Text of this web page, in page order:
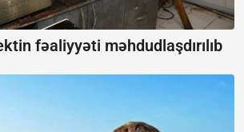
fəaliyyəti məhdudlaşdırılıb